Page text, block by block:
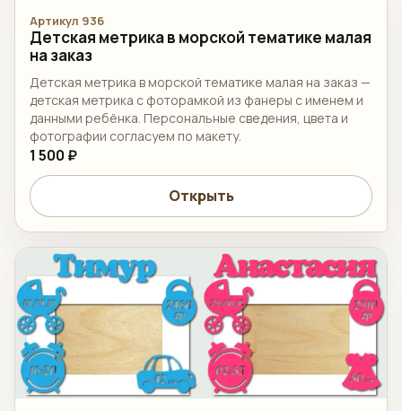
Артикул 936
Детская метрика в морской тематике малая
на заказ
Детская метрика в морской тематике малая на заказ —
детская метрика с фоторамкой из фанеры с именем и
данными ребёнка. Персональные сведения, цвета и
фотографии согласуем по макету.
1 500 ₽
Открыть